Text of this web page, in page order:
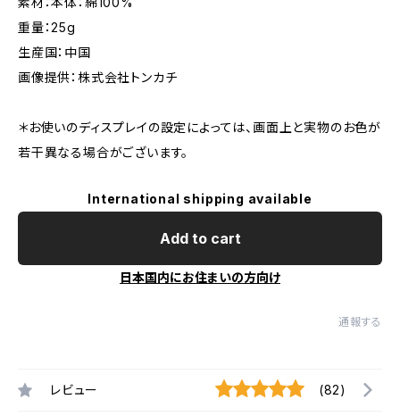
重量：25g
生産国：中国
画像提供：株式会社トンカチ
＊お使いのディスプレイの設定によっては、画面上と実物のお色が
若干異なる場合がございます。
International shipping available
Add to cart
日本国内にお住まいの方向け
通報する
レビュー (82)